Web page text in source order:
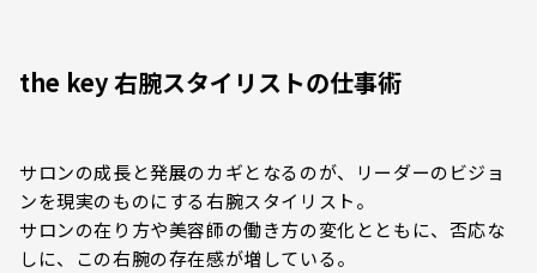
the key 右腕スタイリストの仕事術
サロンの成長と発展のカギとなるのが、リーダーのビジョ
ンを現実のものにする右腕スタイリスト。
サロンの在り方や美容師の働き方の変化とともに、否応な
しに、この右腕の存在感が増している。